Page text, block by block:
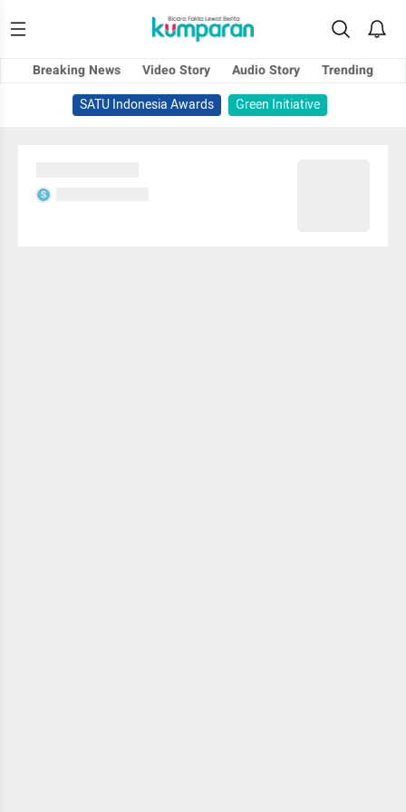
Breaking News Video Story Audio Story
Trending
SATU Indonesia Awards
Green Initiative
S